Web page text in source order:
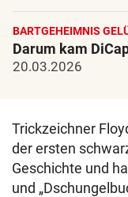
BARTGEHEIMNIS
Darum kam
20.03.2026
Trickzeichner
der ersten
Geschichte und
und